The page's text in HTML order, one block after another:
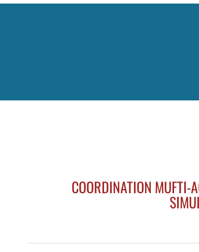
COORDINATION MUFTI-